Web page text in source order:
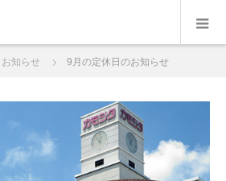
お知らせ 9月の定休日のお知らせ